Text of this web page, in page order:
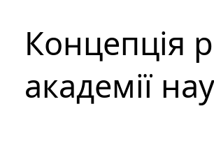
Концепція
академії